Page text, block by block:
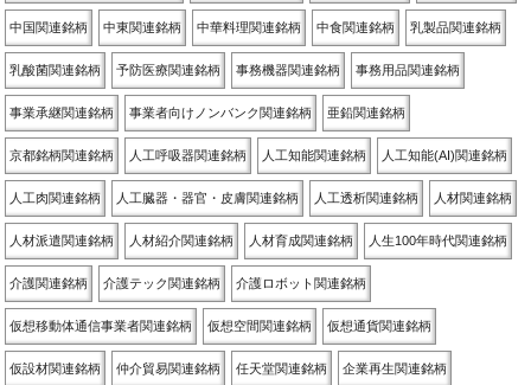
中国関連銘柄 中東関連銘柄 中華料理関連銘柄 中食関連銘柄 乳製品関連銘柄
乳酸菌関連銘柄 予防医療関連銘柄 事務機器関連銘柄 事務用品関連銘柄
事業承継関連銘柄 事業者向けノンバンク関連銘柄 亜鉛関連銘柄
京都銘柄関連銘柄 人工呼吸器関連銘柄 人工知能関連銘柄 人工知能(AI)関連銘柄
人工肉関連銘柄 人工臓器・器官・皮膚関連銘柄 人工透析関連銘柄 人材関連銘柄
人材派遣関連銘柄 人材紹介関連銘柄 人材育成関連銘柄 人生100年時代関連銘柄
介護関連銘柄 介護テック関連銘柄 介護ロボット関連銘柄
仮想移動体通信事業者関連銘柄 仮想空間関連銘柄 仮想通貨関連銘柄
仮設材関連銘柄 仲介貿易関連銘柄 任天堂関連銘柄 企業再生関連銘柄